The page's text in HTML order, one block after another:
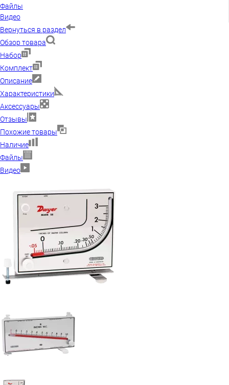
Файлы
Видео
Вернуться в раздел
Обзор товара
Набор
Комплект
Описание
Характеристики
Аксессуары
Отзывы
Похожие товары
Наличие
Файлы
Видео